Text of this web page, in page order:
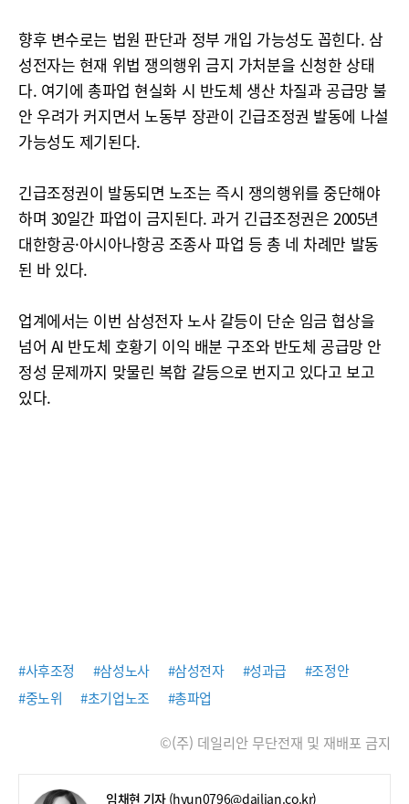
향후 변수로는 법원 판단과 정부 개입 가능성도 꼽힌다. 삼
성전자는 현재 위법 쟁의행위 금지 가처분을 신청한 상태
다. 여기에 총파업 현실화 시 반도체 생산 차질과 공급망 불
안 우려가 커지면서 노동부 장관이 긴급조정권 발동에 나설
가능성도 제기된다.
긴급조정권이 발동되면 노조는 즉시 쟁의행위를 중단해야
하며 30일간 파업이 금지된다. 과거 긴급조정권은 2005년
대한항공·아시아나항공 조종사 파업 등 총 네 차례만 발동
된 바 있다.
업계에서는 이번 삼성전자 노사 갈등이 단순 임금 협상을
넘어 AI 반도체 호황기 이익 배분 구조와 반도체 공급망 안
정성 문제까지 맞물린 복합 갈등으로 번지고 있다고 보고
있다.
#사후조정 #삼성노사 #삼성전자 #성과급
#조정안
#중노위
#초기업노조 #총파업
©(주) 데일리안 무단전재 및 재배포 금지
임채현 기자 (hyun0796@dailian.co.kr)